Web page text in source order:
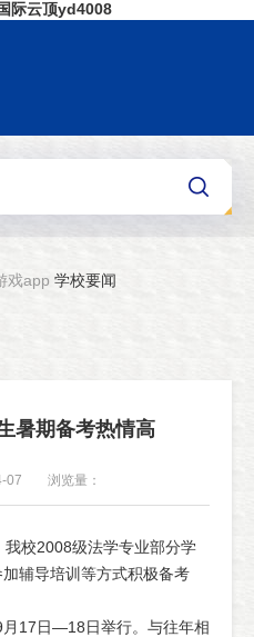
际云顶yd4008
戏app 学校要闻
暑期备考热情高
07 浏览量：
校2008级法学专业部分学
辅导培训等方式积极备考
17日—18日举行。与往年相